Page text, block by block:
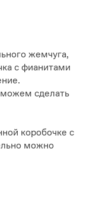
жемчуга,
с фианитами
сделать
коробочке с
можно